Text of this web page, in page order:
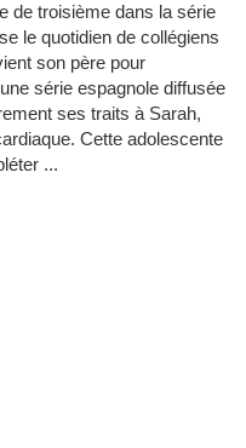
de troisième dans la série
le quotidien de collégiens
son père pour
série espagnole diffusée
ses traits à Sarah,
Cette adolescente
...